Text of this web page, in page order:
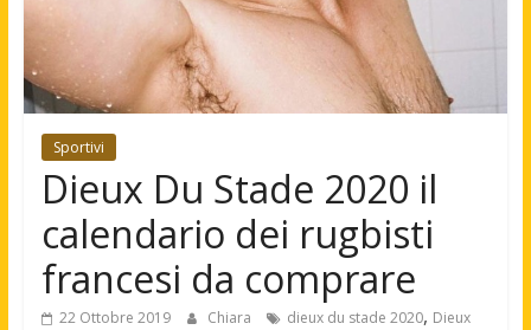
Sportivi
Dieux Du Stade 2020 il
calendario dei rugbisti
francesi da comprare
22 Ottobre 2019 Chiara dieux du stade 2020, Dieux